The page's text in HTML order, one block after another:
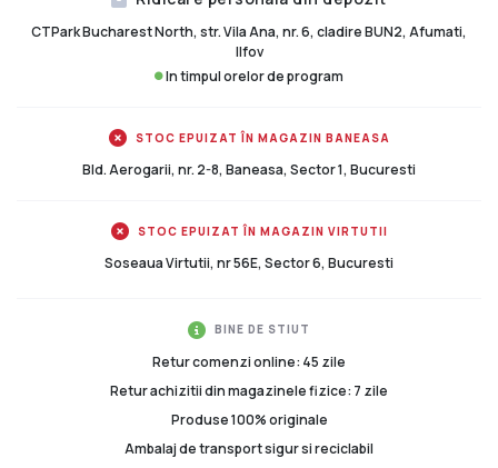
CTPark Bucharest North, str. Vila Ana, nr. 6, cladire BUN2, Afumati,
Ilfov
In timpul orelor de program
STOC EPUIZAT ÎN MAGAZIN BANEASA
Bld. Aerogarii, nr. 2-8, Baneasa, Sector 1, Bucuresti
STOC EPUIZAT ÎN MAGAZIN VIRTUTII
Soseaua Virtutii, nr 56E, Sector 6, Bucuresti
BINE DE STIUT
Retur comenzi online: 45 zile
Retur achizitii din magazinele fizice: 7 zile
Produse 100% originale
Ambalaj de transport sigur si reciclabil